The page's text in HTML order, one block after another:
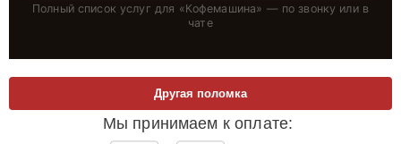
Полный список услуг для «Кофемашина» — по звонку или в
чате
Мы принимаем к оплате:
Другая поломка